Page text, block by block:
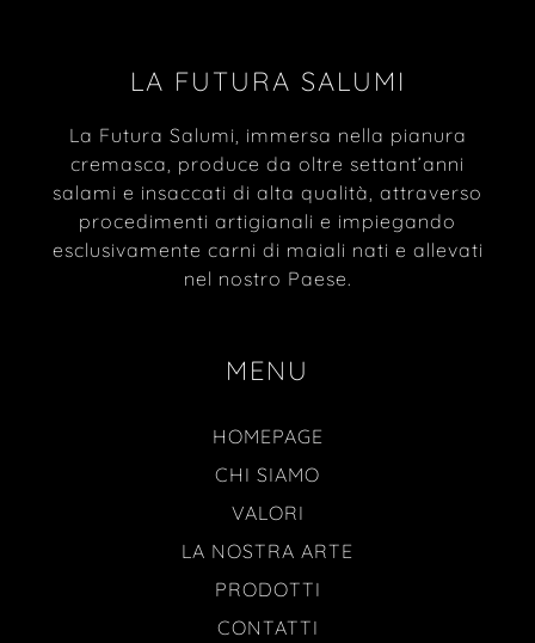
LA FUTURA SALUMI
La Futura Salumi, immersa nella pianura
cremasca, produce da oltre settant’anni
salami e insaccati di alta qualità, attraverso
procedimenti artigianali e impiegando
esclusivamente carni di maiali nati e allevati
nel nostro Paese.
MENU
HOMEPAGE
CHI SIAMO
VALORI
LA NOSTRA ARTE
PRODOTTI
CONTATTI